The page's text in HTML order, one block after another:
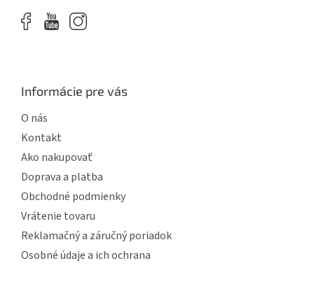
Informácie pre vás
O nás
Kontakt
Ako nakupovať
Doprava a platba
Obchodné podmienky
Vrátenie tovaru
Reklamačný a záručný poriadok
Osobné údaje a ich ochrana